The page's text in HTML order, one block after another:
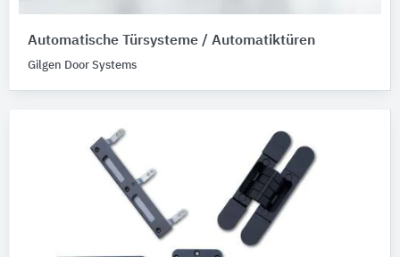
Automatische Türsysteme / Automatiktüren
Gilgen Door Systems